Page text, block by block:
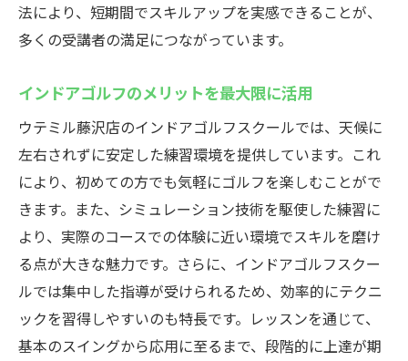
法により、短期間でスキルアップを実感できることが、
多くの受講者の満足につながっています。
インドアゴルフのメリットを最大限に活用
ウテミル藤沢店のインドアゴルフスクールでは、天候に
左右されずに安定した練習環境を提供しています。これ
により、初めての方でも気軽にゴルフを楽しむことがで
きます。また、シミュレーション技術を駆使した練習に
より、実際のコースでの体験に近い環境でスキルを磨け
る点が大きな魅力です。さらに、インドアゴルフスクー
ルでは集中した指導が受けられるため、効率的にテクニ
ックを習得しやすいのも特長です。レッスンを通じて、
基本のスイングから応用に至るまで、段階的に上達が期